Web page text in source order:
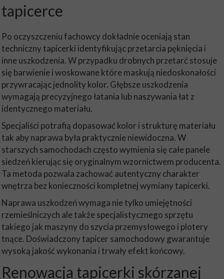
tapicerce
Po oczyszczeniu fachowcy dokładnie oceniają stan
techniczny tapicerki identyfikując przetarcia pęknięcia i
inne uszkodzenia. W przypadku drobnych przetarć stosuje
się barwienie i woskowane które maskują niedoskonałości
przywracając jednolity kolor. Głębsze uszkodzenia
wymagają precyzyjnego łatania lub naszywania łat z
identycznego materiału.
Specjaliści potrafią dopasować kolor i strukturę materiału
tak aby naprawa była praktycznie niewidoczna. W
starszych samochodach często wymienia się całe panele
siedzeń kierując się oryginalnym wzornictwem producenta.
Ta metoda pozwala zachować autentyczny charakter
wnętrza bez konieczności kompletnej wymiany tapicerki.
Naprawa uszkodzeń wymaga nie tylko umiejętności
rzemieślniczych ale także specjalistycznego sprzętu
takiego jak maszyny do szycia przemysłowego i plotery
tnące. Doświadczony tapicer samochodowy gwarantuje
wysoką jakość wykonania i trwały efekt końcowy.
Renowacja tapicerki skórzanej